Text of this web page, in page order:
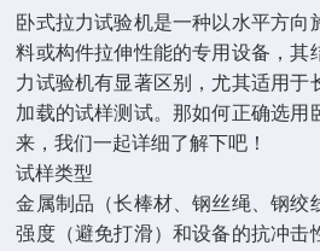
卧式拉力试验机是一种以水平方向
料或构件拉伸性能的专用设备，其
力试验机有显著区别，尤其适用于
加载的试样测试。那如何正确选用
来，我们一起详细了解下吧！
试样类型
金属制品（长棒材、钢丝绳、钢绞
强度（避免打滑）和设备的抗冲击